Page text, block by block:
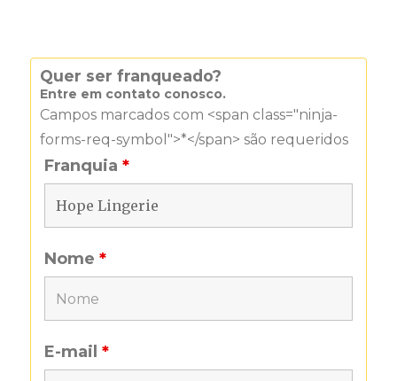
Quer ser franqueado?
Entre em contato conosco.
Campos marcados com <span class="ninja-
forms-req-symbol">*</span> são requeridos
Franquia*
Nome*
E-mail*